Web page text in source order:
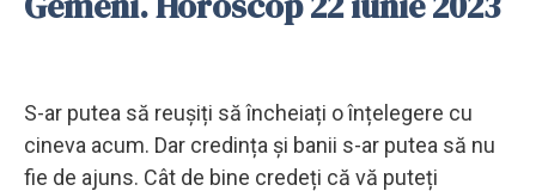
S-ar putea să reușiți să încheiați o înțelegere cu
cineva acum. Dar credința și banii s-ar putea să nu
fie de ajuns. Cât de bine credeți că vă puteți